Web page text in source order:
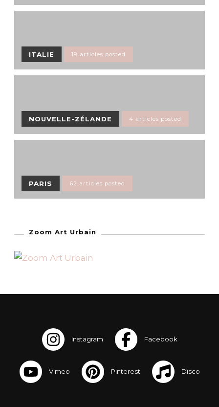
ITALIE 19 articles posted
NOUVELLE-ZÉLANDE 4 articles posted
PARIS 62 articles posted
Zoom Art Urbain